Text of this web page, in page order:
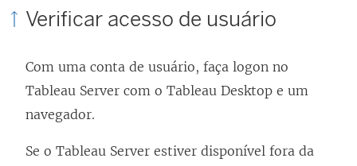
Verificar acesso de usuário
Com uma conta de usuário, faça logon no
Tableau Server com o Tableau Desktop e um
navegador.
Se o Tableau Server estiver disponível fora da